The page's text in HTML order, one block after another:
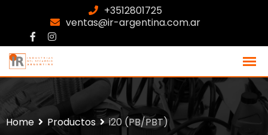
+3512801725
ventas@ir-argentina.com.ar
Home Productos i20 (PB/PBT)